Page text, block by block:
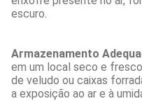
escuro.
Armazenamento
em um local seco e
de veludo ou caixas
a exposição ao ar e à